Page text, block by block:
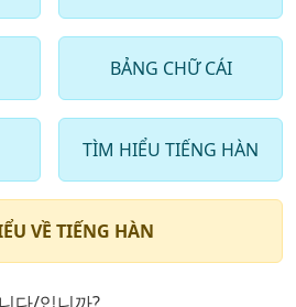
& chật tự phần 2
& chật tự phần 3
& chật tự phần 4
mặc phần 1
mặc phần 2
mặc phần 3
BẢNG CHỮ CÁI
TÌM HIỂU TIẾNG HÀN
VỀ TIẾNG HÀN